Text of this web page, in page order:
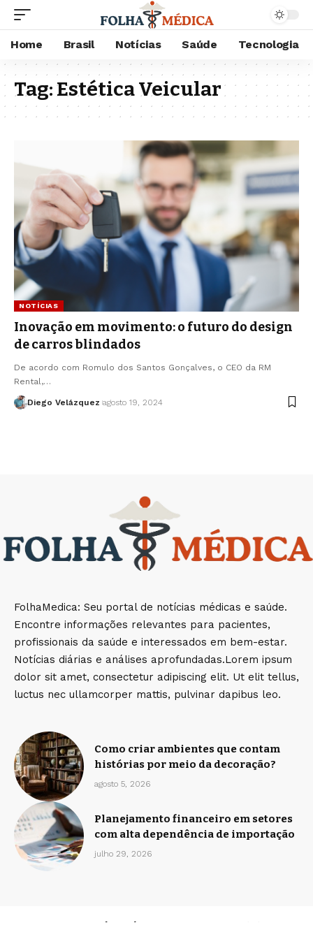
Home Brasil Notícias Saúde Tecnologia
Tag:Estética Veicular
NOTÍCIAS
Inovação em movimento: o futuro do design
de carros blindados
De acordo com Romulo dos Santos Gonçalves, o CEO da RM
Rental,…
Diego Velázquez agosto 19, 2024
FolhaMedica: Seu portal de notícias médicas e saúde.
Encontre informações relevantes para pacientes,
profissionais da saúde e interessados em bem-estar.
Notícias diárias e análises aprofundadas.Lorem ipsum
dolor sit amet, consectetur adipiscing elit. Ut elit tellus,
luctus nec ullamcorper mattis, pulvinar dapibus leo.
Como criar ambientes que contam
histórias por meio da decoração?
agosto 5, 2026
Planejamento financeiro em setores
com alta dependência de importação
julho 29, 2026
Sobre Nós